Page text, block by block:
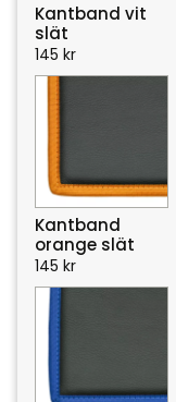
Kantband vit
slät
145 kr
Kantband
orange slät
145 kr